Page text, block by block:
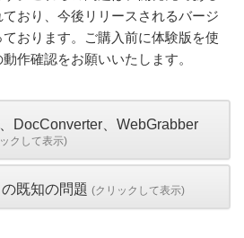
おり、今後リリースされるバージ
おります。ご購入前に体験版を使
作確認をお願いいたします。
DocConverter、WebGrabber
クして表示)
既知の問題 (クリックして表示)